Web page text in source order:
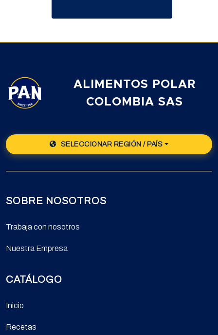
ALIMENTOS POLAR
COLOMBIA SAS
SELECCIONAR REGIÓN / PAÍS
SOBRE NOSOTROS
Trabaja con nosotros
Nuestra Empresa
CATÁLOGO
Inicio
Recetas